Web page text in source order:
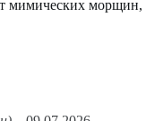
мимических морщин,